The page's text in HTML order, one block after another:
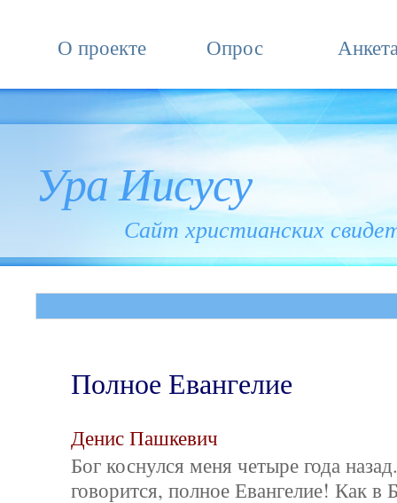
О проекте Опрос
Ура Иисусу
Сайт христианских
Полное Евангелие
Денис Пашкевич
Бог коснулся меня четыре года
говорится, полное Евангелие! Как в